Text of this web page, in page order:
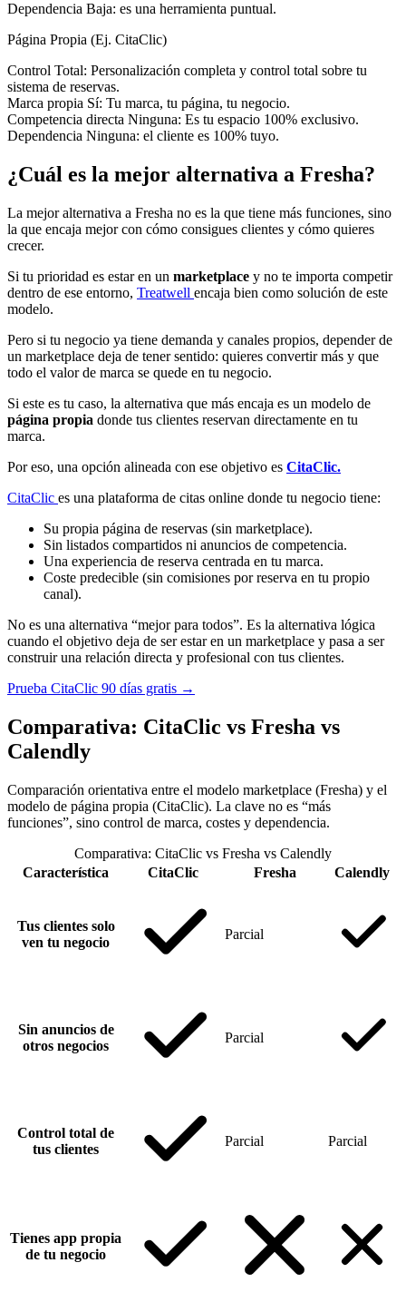
Dependencia Baja: es una herramienta puntual.
Página Propia (Ej. CitaClic)
Control Total: Personalización completa y control total sobre tu
sistema de reservas.
Marca propia Sí: Tu marca, tu página, tu negocio.
Competencia directa Ninguna: Es tu espacio 100% exclusivo.
Dependencia Ninguna: el cliente es 100% tuyo.
¿Cuál es la mejor alternativa a Fresha?
La mejor alternativa a Fresha no es la que tiene más funciones, sino
la que encaja mejor con cómo consigues clientes y cómo quieres
crecer.
Si tu prioridad es estar en un marketplace y no te importa competir
dentro de ese entorno, Treatwell encaja bien como solución de este
modelo.
Pero si tu negocio ya tiene demanda y canales propios, depender de
un marketplace deja de tener sentido: quieres convertir más y que
todo el valor de marca se quede en tu negocio.
Si este es tu caso, la alternativa que más encaja es un modelo de
página propia donde tus clientes reservan directamente en tu
marca.
Por eso, una opción alineada con ese objetivo es CitaClic.
CitaClic es una plataforma de citas online donde tu negocio tiene:
Su propia página de reservas (sin marketplace).
Sin listados compartidos ni anuncios de competencia.
Una experiencia de reserva centrada en tu marca.
Coste predecible (sin comisiones por reserva en tu propio
canal).
No es una alternativa “mejor para todos”. Es la alternativa lógica
cuando el objetivo deja de ser estar en un marketplace y pasa a ser
construir una relación directa y profesional con tus clientes.
Prueba CitaClic 90 días gratis →
Comparativa: CitaClic vs Fresha vs
Calendly
Comparación orientativa entre el modelo marketplace (Fresha) y el
modelo de página propia (CitaClic). La clave no es “más
funciones”, sino control de marca, costes y dependencia.
Comparativa: CitaClic vs Fresha vs Calendly
Característica
CitaClic Fresha Calendly
Tus clientes solo
ven tu negocio
Parcial
Sin anuncios de
otros negocios
Parcial
Control total de
tus clientes
Parcial Parcial
Tienes app propia
de tu negocio